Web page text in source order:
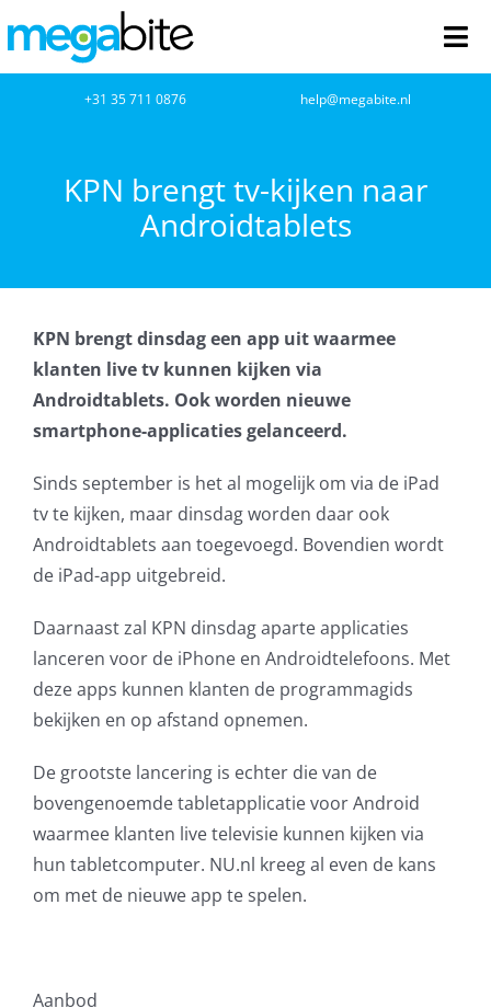
naar
inhoud
Netwerkbeheer
Cloud Computing
VOIP
AVG
Office365
Glasvezelverbindingen
Microsoft software licenties
SLA overeenkomsten
Remote Help
WordPress SLA Contract
+31 35 711 0876 help@megabite.nl
KPN brengt tv-kijken naar
Androidtablets
KPN brengt dinsdag een app uit waarmee
klanten live tv kunnen kijken via
Androidtablets. Ook worden nieuwe
smartphone-applicaties gelanceerd.
Sinds september is het al mogelijk om via de iPad
tv te kijken, maar dinsdag worden daar ook
Androidtablets aan toegevoegd. Bovendien wordt
de iPad-app uitgebreid.
Daarnaast zal KPN dinsdag aparte applicaties
lanceren voor de iPhone en Androidtelefoons. Met
deze apps kunnen klanten de programmagids
bekijken en op afstand opnemen.
De grootste lancering is echter die van de
bovengenoemde tabletapplicatie voor Android
waarmee klanten live televisie kunnen kijken via
hun tabletcomputer. NU.nl kreeg al even de kans
om met de nieuwe app te spelen.
Aanbod